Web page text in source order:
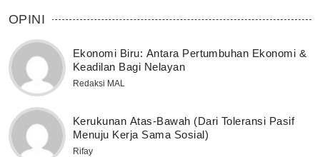
OPINI
Ekonomi Biru: Antara Pertumbuhan Ekonomi &
Keadilan Bagi Nelayan
Redaksi MAL
Kerukunan Atas-Bawah (Dari Toleransi Pasif
Menuju Kerja Sama Sosial)
Rifay